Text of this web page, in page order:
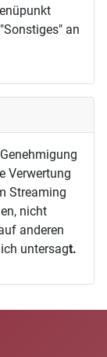
an
Verwertung
Streaming
nicht
anderen
untersagt.